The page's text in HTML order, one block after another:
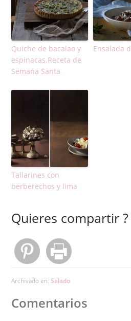
Quiche de bacalao y
espinacas.Receta de
Semana Santa
Ensalada
Tallarines con
berberechos y lima
Quieres compartir ?
Archivado en: Salado
Comentarios